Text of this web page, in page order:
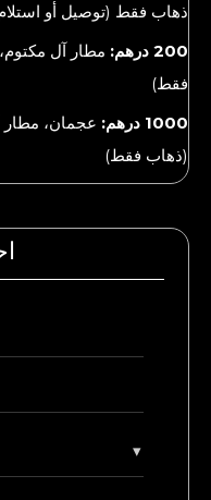
ذهاب فقط (توصيل أو استلام): 50
200 درهم:
مطار آل
فقط)
1000 درهم:
عجمان، مطار
(ذهاب فقط)
▾